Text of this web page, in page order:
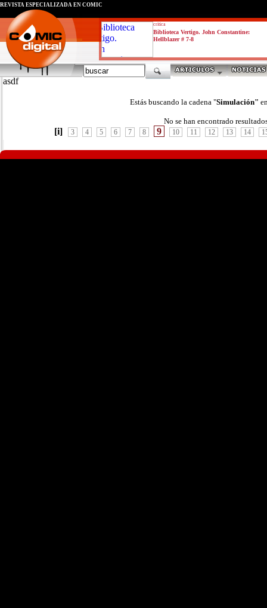
critica
Biblioteca Vertigo. John Constantine:
Hellblazer # 7-8
REVISTA ESPECIALIZADA EN CÓMIC
asdf
Estás buscando la cadena "Simulación"
No se han encontrado
[i] 3 4 5 6 7 8 9 10 11 12 13 14